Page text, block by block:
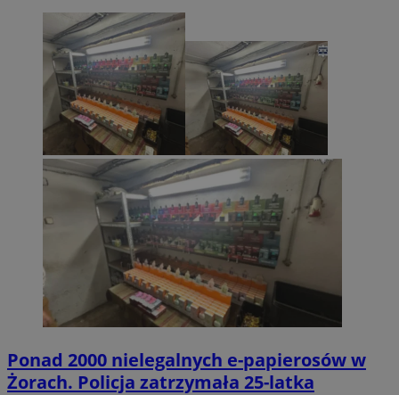
Ponad 2000 nielegalnych e-papierosów w
Żorach. Policja zatrzymała 25-latka